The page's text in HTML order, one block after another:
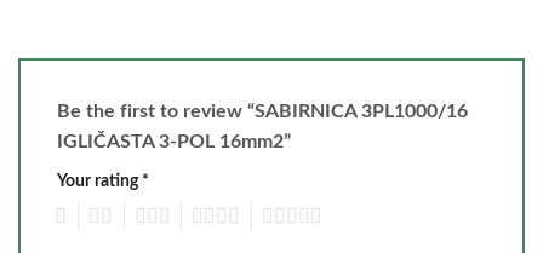
Be the first to review “SABIRNICA 3PL1000/16
IGLIČASTA 3-POL 16mm2”
Your rating *